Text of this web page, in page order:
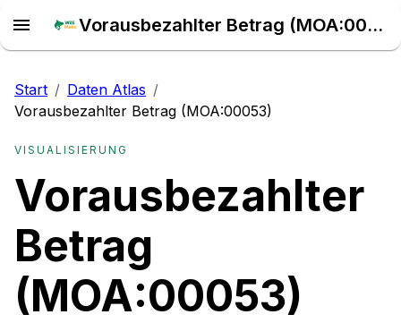
Vorausbezahlter Betrag (MOA:00053) – Daten Atlas
Start / Daten Atlas /
Vorausbezahlter Betrag (MOA:00053)
VISUALISIERUNG
Vorausbezahlter
Betrag
(MOA:00053)